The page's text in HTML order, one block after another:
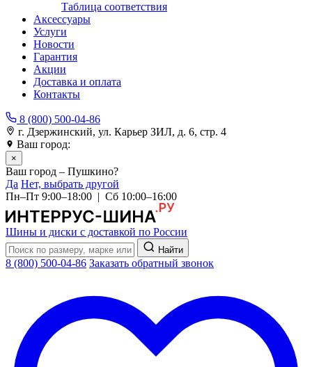
Таблица соответствия
Аксессуары
Услуги
Новости
Гарантия
Акции
Доставка и оплата
Контакты
8 (800) 500-04-86
г. Дзержинский, ул. Карьер ЗИЛ, д. 6, стр. 4
Ваш город:
×
Ваш город – Пушкино?
Да Нет, выбрать другой
Пн–Пт 9:00–18:00 | Сб 10:00–16:00
Шины и диски с доставкой по России
Найти
8 (800) 500-04-86 Заказать обратный звонок